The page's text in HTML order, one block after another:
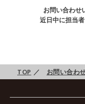
お問い合わせ
近日中に担当
TOP ／ お問い合わ